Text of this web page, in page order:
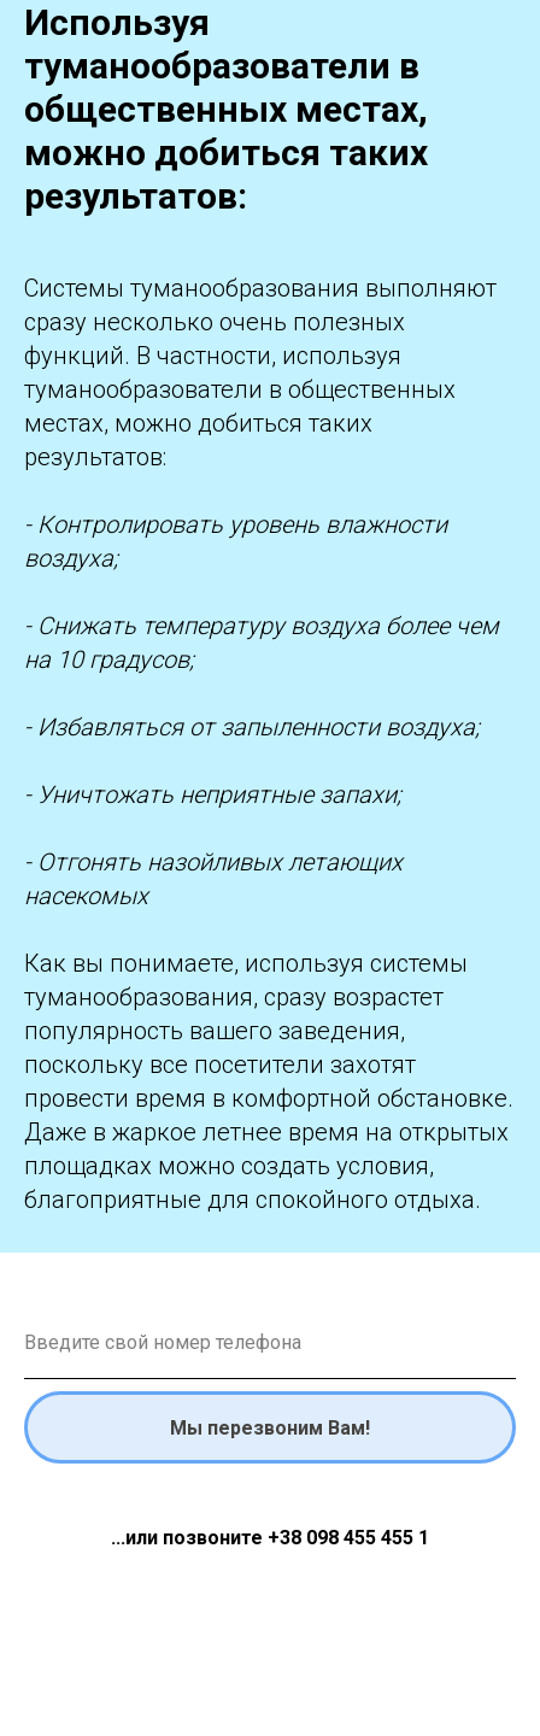
Используя
туманообразователи в
общественных местах,
можно добиться таких
результатов:
Системы туманообразования выполняют
сразу несколько очень полезных
функций. В частности, используя
туманообразователи в общественных
местах, можно добиться таких
результатов:
- Контролировать уровень влажности
воздуха;
- Снижать температуру воздуха более чем
на 10 градусов;
- Избавляться от запыленности воздуха;
- Уничтожать неприятные запахи;
- Отгонять назойливых летающих
насекомых
Как вы понимаете, используя системы
туманообразования, сразу возрастет
популярность вашего заведения,
поскольку все посетители захотят
провести время в комфортной обстановке.
Даже в жаркое летнее время на открытых
площадках можно создать условия,
благоприятные для спокойного отдыха.
Мы перезвоним Вам!
...или позвоните +38 098 455 455 1